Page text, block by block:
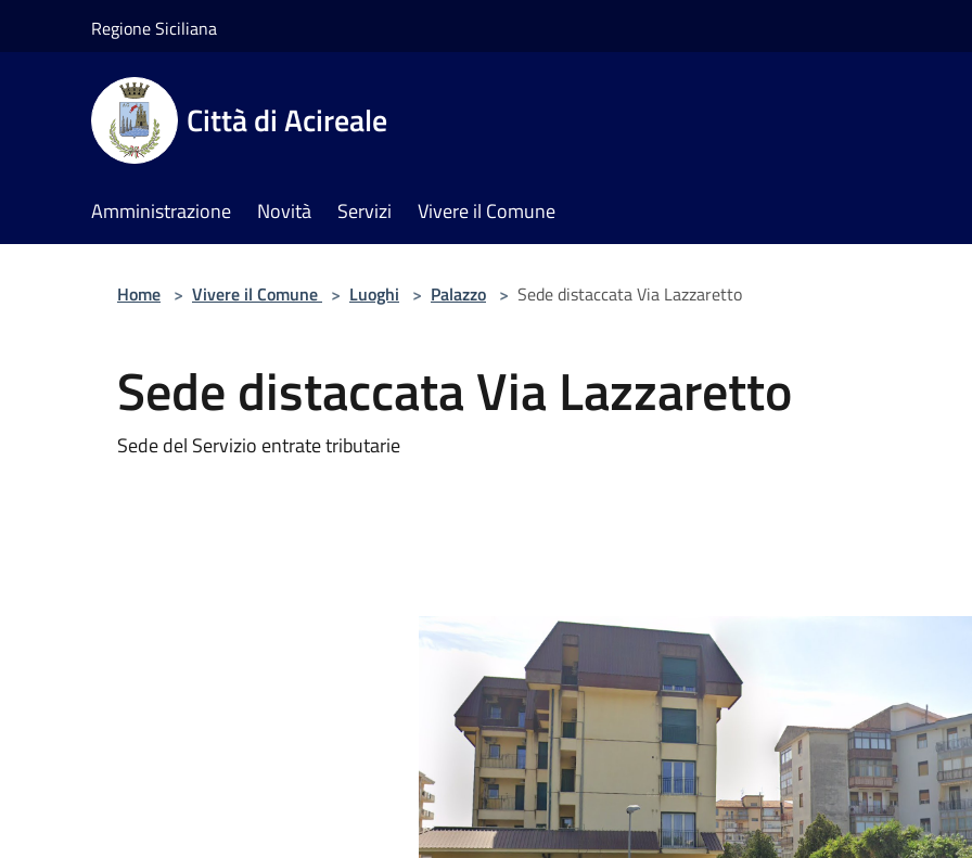
Regione Siciliana
Città di Acireale
Amministrazione Novità Servizi Vivere il Comune
Home > Vivere il Comune > Luoghi > Palazzo > Sede distaccata Via Lazzaretto
Sede distaccata Via Lazzaretto
Sede del Servizio entrate tributarie